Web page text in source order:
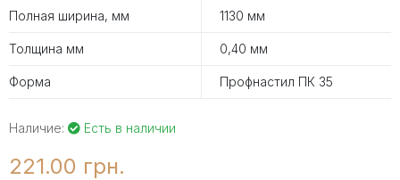
Полная ширина, мм 1130 мм
Толщина мм 0,40 мм
Форма Профнастил ПК 35
Наличие: Есть в наличии
221.00 грн.